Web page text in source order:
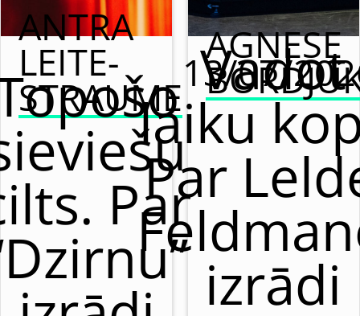
ANTRA
LEITE-
STRAUME
13/07/
Par
AGNESE
Vadot
laiku
Par
izrādi